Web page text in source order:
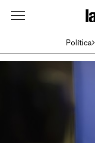
Política